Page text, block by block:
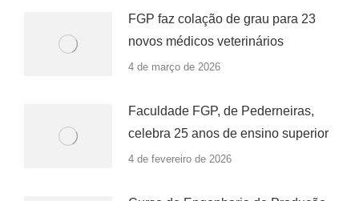
FGP faz colação de grau para 23
novos médicos veterinários
4 de março de 2026
Faculdade FGP, de Pederneiras,
celebra 25 anos de ensino superior
4 de fevereiro de 2026